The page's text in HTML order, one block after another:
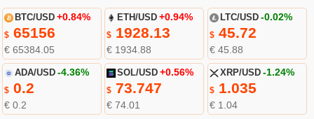
BTC/USD +0.84%
$65156
€ 65384.05
ETH/USD +0.94%
$ 1928.13
€ 1934.88
LTC/USD -0.02%
$45.72
€ 45.88
ADA/USD -4.36%
$0.2
€ 0.2
SOL/USD +0.56%
$ 73.747
€ 74.01
XRP/USD -1.24%
$1.035
€ 1.04